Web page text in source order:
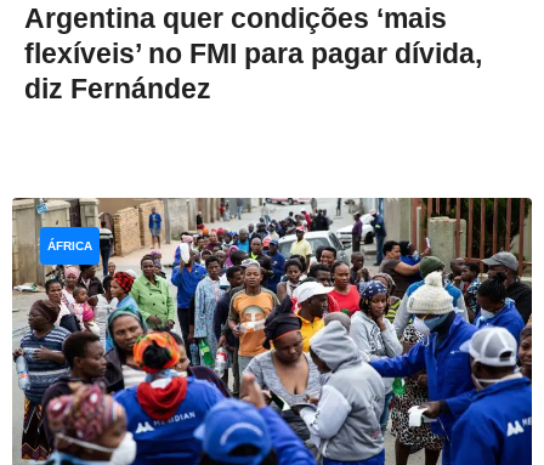
Argentina quer condições ‘mais
flexíveis’ no FMI para pagar dívida,
diz Fernández
ÁFRICA